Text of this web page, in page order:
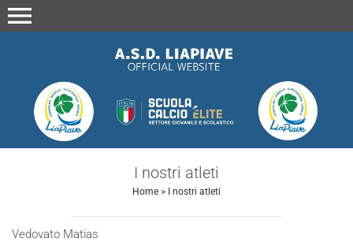
menu
I nostri atleti
Home > I nostri atleti
Vedovato Matias